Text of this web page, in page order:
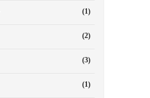
(1)
(2)
(3)
(1)